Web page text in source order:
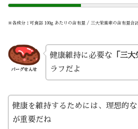
※各成分：可食部 100g あたりの含有量 / 三大栄養素の含有量合計
バーグせんせ
健康維持に必要な 「三
ラフだよ
健康を維持するためには、理想的
が重要だね